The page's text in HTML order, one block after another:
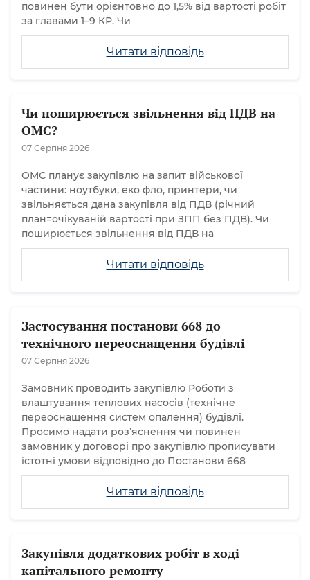
Читати відповідь
повинен бути орієнтовно до 1,5% від вартості робіт
за главами 1–9 КР. Чи
Чи поширюється звільнення від ПДВ на
ОМС?
07 Серпня 2026
Читати відповідь
ОМС планує закупівлю на запит військової
частини: ноутбуки, еко фло, принтери, чи
звільняється дана закупівля від ПДВ (річний
план=очікуваній вартості при ЗПП без ПДВ). Чи
поширюється звільнення від ПДВ на
Застосування постанови 668 до
технічного переоснащення будівлі
07 Серпня 2026
Читати відповідь
Замовник проводить закупівлю Роботи з
влаштування теплових насосів (технічне
переоснащення систем опалення) будівлі.
Просимо надати розʼяснення чи повинен
замовник у договорі про закупівлю прописувати
істотні умови відповідно до Постанови 668
Закупівля додаткових робіт в ході
капітального ремонту